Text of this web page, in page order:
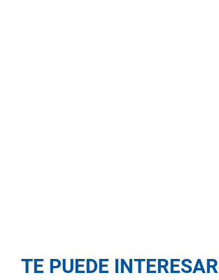
TE PUEDE INTERESAR